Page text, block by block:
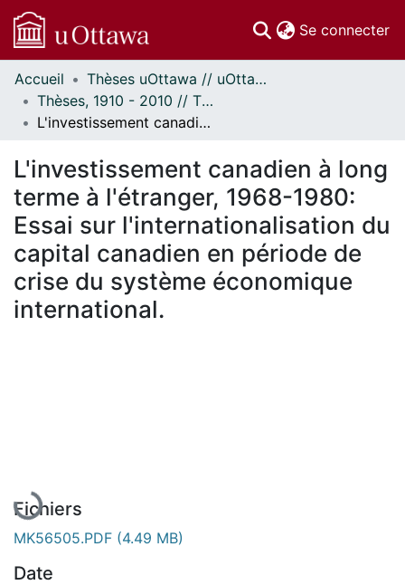
Se connecter
Communautés
et collections
Parcourir
À propos
Accueil
Thèses uOttawa // uOttawa Theses
Thèses, 1910 - 2010 // Theses, 1910 - 2010
L'investissement canadien à long terme à l'étranger, 1968-1980: Essai sur l'internationalisation du capital canadien en période de crise du système économique international.
L'investissement canadien à long
terme à l'étranger, 1968-1980:
Essai sur l'internationalisation du
capital canadien en période de
crise du système économique
international.
Fichiers
MK56505.PDF (4.49 MB)
Date